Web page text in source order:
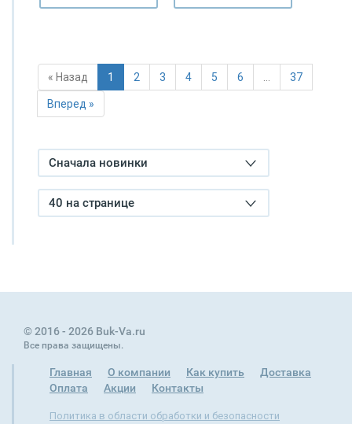
« Назад 1 2 3 4 5 6 … 37
Вперед »
Сначала новинки
40 на странице
© 2016 - 2026 Buk-Va.ru
Все права защищены.
Главная О компании Как купить
Доставка
Оплата
Акции Контакты
Политика в области обработки и безопасности